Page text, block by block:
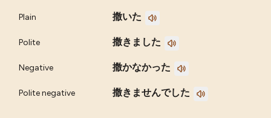
Plain 撒いた
Polite 撒きました
Negative 撒かなかった
Polite negative 撒きませんでした